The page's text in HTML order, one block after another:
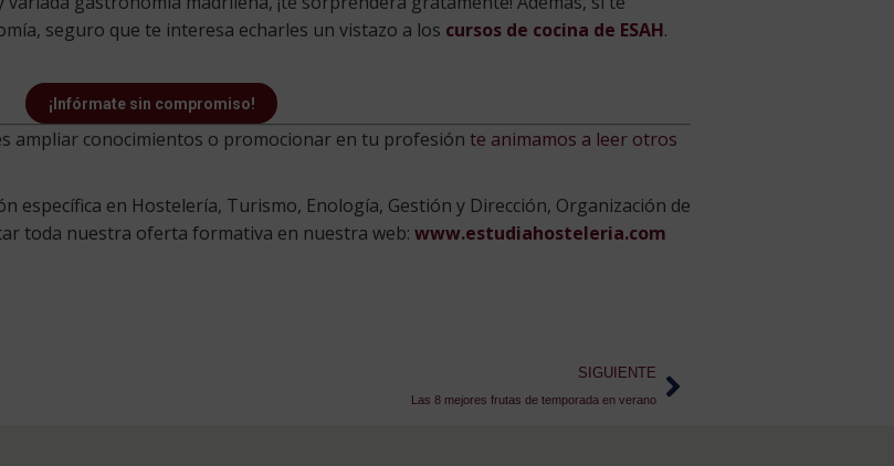
seguro que te interesa echarles un vistazo a los cursos de cocina de ESAH.
¡Infórmate sin compromiso!
ampliar conocimientos o promocionar en tu profesión te animamos a leer otros
específica en Hostelería, Turismo, Enología, Gestión y Dirección, Organización de
toda nuestra oferta formativa en nuestra web: www.estudiahosteleria.com
SIGUIENTE
Las 8 mejores frutas de temporada en verano